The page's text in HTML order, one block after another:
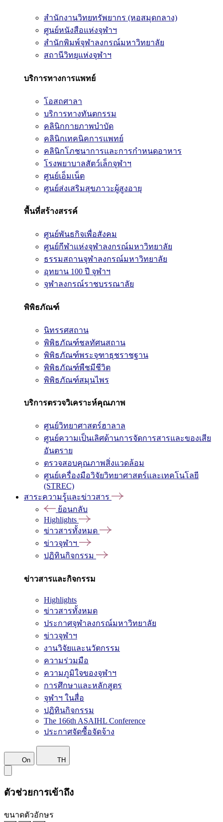
สำนักงานวิทยทรัพยากร (หอสมุดกลาง)
ศูนย์หนังสือแห่งจุฬาฯ
สำนักพิมพ์จุฬาลงกรณ์มหาวิทยาลัย
สถานีวิทยุแห่งจุฬาฯ
บริการทางการแพทย์
โอสถศาลา
บริการทางทันตกรรม
คลินิกกายภาพบำบัด
คลินิกเทคนิคการแพทย์
คลินิกโภชนาการและการกำหนดอาหาร
โรงพยาบาลสัตว์เล็กจุฬาฯ
ศูนย์เอ็มเน็ต
ศูนย์ส่งเสริมสุขภาวะผู้สูงอายุ
พื้นที่สร้างสรรค์
ศูนย์พันธกิจเพื่อสังคม
ศูนย์กีฬาแห่งจุฬาลงกรณ์มหาวิทยาลัย
ธรรมสถานจุฬาลงกรณ์มหาวิทยาลัย
อุทยาน 100 ปี จุฬาฯ
จุฬาลงกรณ์ราชบรรณาลัย
พิพิธภัณฑ์
นิทรรศสถาน
พิพิธภัณฑ์ชลทัศนสถาน
พิพิธภัณฑ์พระจุฑาธุชราชฐาน
พิพิธภัณฑ์พืชมีชีวิต
พิพิธภัณฑ์สมุนไพร
บริการตรวจวิเคราะห์คุณภาพ
ศูนย์วิทยาศาสตร์ฮาลาล
ศูนย์ความเป็นเลิศด้านการจัดการสารและของเสีย
อันตราย
ตรวจสอบคุณภาพสิ่งแวดล้อม
ศูนย์เครื่องมือวิจัยวิทยาศาสตร์และเทคโนโลยี
(STREC)
สาระความรู้และข่าวสาร
ย้อนกลับ
Highlights
ข่าวสารทั้งหมด
ข่าวจุฬาฯ
ปฏิทินกิจกรรม
ข่าวสารและกิจกรรม
Highlights
ข่าวสารทั้งหมด
ประกาศจุฬาลงกรณ์มหาวิทยาลัย
ข่าวจุฬาฯ
งานวิจัยและนวัตกรรม
ความร่วมมือ
ความภูมิใจของจุฬาฯ
การศึกษาและหลักสูตร
จุฬาฯ ในสื่อ
ปฏิทินกิจกรรม
The 166th ASAIHL Conference
ประกาศจัดซื้อจัดจ้าง
On TH
ตัวช่วยการเข้าถึง
ขนาดตัวอักษร